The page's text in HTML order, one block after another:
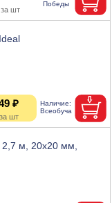
₽
м, 20х20 мм,